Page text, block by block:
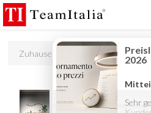
R
Preisliste – Juli 2026(513K) Katalog
CATALOGUE 2025(12M) TECHNICAL
COMPANY PROFILE ITA (3M)
PROFILE DE
StarTeam 1
(Produkt)(15M) ★Touch-Dim and
Zuhause Produkte B48